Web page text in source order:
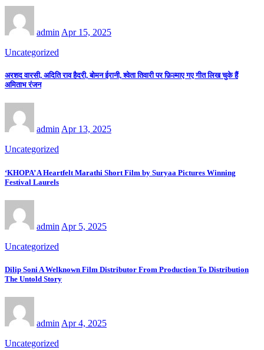
admin Apr 15, 2025
Uncategorized
अरशद वारसी, अदिति राव हैदरी, बोमन ईरानी, श्वेता तिवारी पर फ़िल्माए गए गीत लिख चुके हैं
अमिताभ रंजन
admin Apr 13, 2025
Uncategorized
‘KHOPA’ A Heartfelt Marathi Short Film by Suryaa Pictures Winning
Festival Laurels
admin Apr 5, 2025
Uncategorized
Dilip Soni A Welknown Film Distributor From Production To Distribution
The Untold Story
admin Apr 4, 2025
Uncategorized